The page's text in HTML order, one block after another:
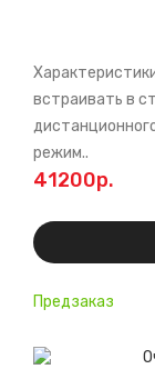
Предзаказ
встраивать в
режим..
41200р.